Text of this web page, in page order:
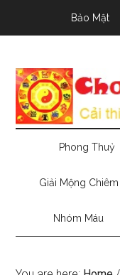
Bảo Mật
Phong Thuỷ
Giải Mộng Chiêm
Nhóm Máu